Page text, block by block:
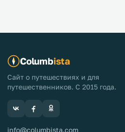
Columbista
Сайт о путешествиях и для
путешественников. С 2015 года.
info@columbista.com